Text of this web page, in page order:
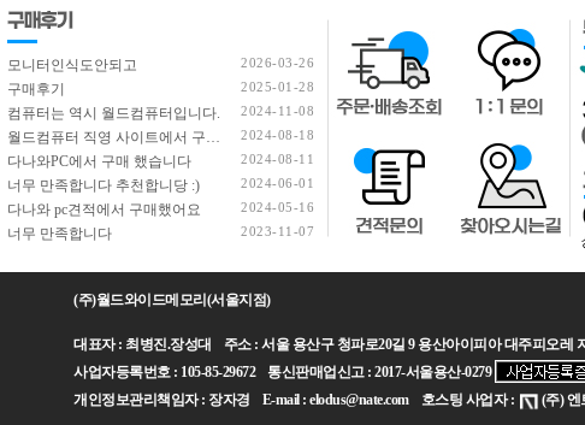
모니터인식도안되고 2026-03-26
구매후기 2025-01-28
컴퓨터는 역시 월드컴퓨터입니다. 2024-11-08
월드컴퓨터 직영 사이트에서 구입했습니다. 2024-08-18
다나와PC에서 구매 했습니다 2024-08-11
너무 만족합니다 추천합니당 :) 2024-06-01
다나와 pc견적에서 구매했어요 2024-05-16
너무 만족합니다 2023-11-07
(주)월드와이드메모리(서울지점)
대표자 : 최병진.장성대 주소 : 서울 용산구 청파로20길 9 용산아이피아 대주피오레
사업자등록번호 : 105-85-29672 통신판매업신고 : 2017-서울용산-0279
개인정보관리책임자 : 장자경 E-mail : elodus@nate.com 호스팅 사업자 :
(주) 엔